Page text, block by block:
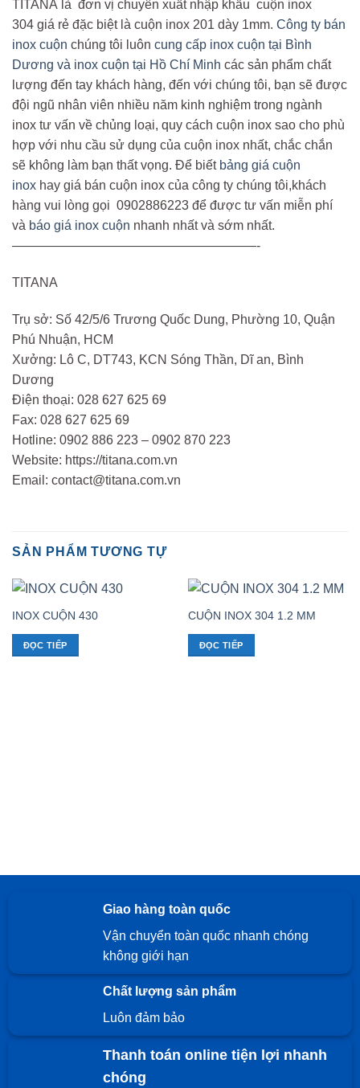
TITANA là đơn vị chuyên xuất nhập khẩu cuộn inox
304 giá rẻ đặc biệt là cuộn inox 201 dày 1mm. Công ty bán
inox cuộn chúng tôi luôn cung cấp inox cuộn tại Bình
Dương và inox cuộn tại Hồ Chí Minh các sản phẩm chất
lượng đến tay khách hàng, đến với chúng tôi, bạn sẽ được
đội ngũ nhân viên nhiều năm kinh nghiệm trong ngành
inox tư vấn về chủng loại, quy cách cuộn inox sao cho phù
hợp với nhu cầu sử dụng của cuộn inox nhất, chắc chắn
sẽ không làm bạn thất vọng. Để biết bảng giá cuộn
inox hay giá bán cuộn inox của công ty chúng tôi,khách
hàng vui lòng gọi 0902886223 để được tư vấn miễn phí
và báo giá inox cuộn nhanh nhất và sớm nhất.
———————————————————-
TITANA
Trụ sở: Số 42/5/6 Trương Quốc Dung, Phường 10, Quận
Phú Nhuận, HCM
Xưởng: Lô C, DT743, KCN Sóng Thần, Dĩ an, Bình
Dương
Điện thoại: 028 627 625 69
Fax: 028 627 625 69
Hotline: 0902 886 223 – 0902 870 223
Website: https://titana.com.vn
Email: contact@titana.com.vn
SẢN PHẨM TƯƠNG TỰ
INOX CUỘN 430
ĐỌC TIẾP
CUỘN INOX 304 1.2 MM
ĐỌC TIẾP
Giao hàng toàn quốc
Vận chuyển toàn quốc nhanh chóng
không giới hạn
Chất lượng sản phẩm
Luôn đảm bảo
Thanh toán online tiện lợi nhanh
chóng